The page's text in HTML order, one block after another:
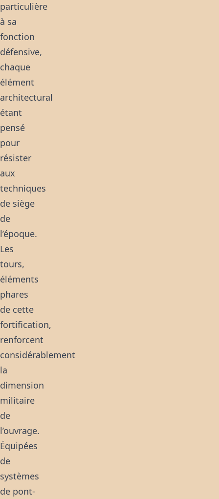
particulière
à sa
fonction
défensive,
chaque
élément
architectural
étant
pensé
pour
résister
aux
techniques
de siège
de
l’époque.
Les
tours,
éléments
phares
de cette
fortification,
renforcent
considérablement
la
dimension
militaire
de
l’ouvrage.
Équipées
de
systèmes
de pont-